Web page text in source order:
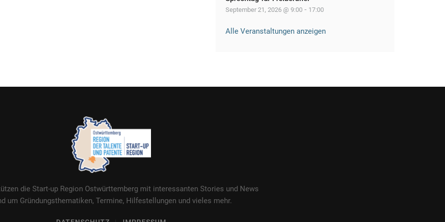
September 21, 2026 @ 9:00 - 17:00
Alle Veranstaltungen anzeigen
die Start-up Region Ostwürttemberg mit interessanten Stories und News
um Gründungsthematiken, Termine, Hilfestellungen und vieles mehr.